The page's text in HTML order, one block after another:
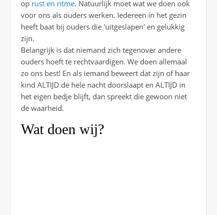
op rust en ritme. Natuurlijk moet wat we doen ook
voor ons als ouders werken. Iedereen in het gezin
heeft baat bij ouders die 'uitgeslapen' en gelukkig
zijn.
Belangrijk is dat niemand zich tegenover andere
ouders hoeft te rechtvaardigen. We doen allemaal
zo ons best! En als iemand beweert dat zijn of haar
kind ALTIJD de hele nacht doorslaapt en ALTIJD in
het eigen bedje blijft, dan spreekt die gewoon niet
de waarheid.
Wat doen wij?